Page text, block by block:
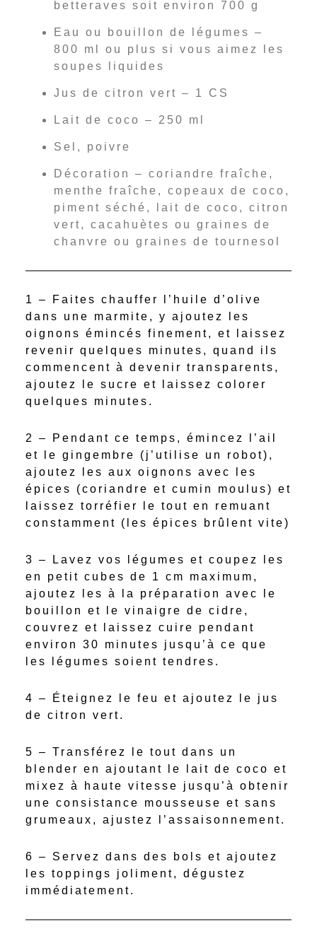
betteraves soit environ 700 g
Eau ou bouillon de légumes –
800 ml ou plus si vous aimez les
soupes liquides
Jus de citron vert – 1 CS
Lait de coco – 250 ml
Sel, poivre
Décoration – coriandre fraîche,
menthe fraîche, copeaux de coco,
piment séché, lait de coco, citron
vert, cacahuètes ou graines de
chanvre ou graines de tournesol
1 – Faites chauffer l’huile d’olive
dans une marmite, y ajoutez les
oignons émincés finement, et laissez
revenir quelques minutes, quand ils
commencent à devenir transparents,
ajoutez le sucre et laissez colorer
quelques minutes.
2 – Pendant ce temps, émincez l’ail
et le gingembre (j’utilise un robot),
ajoutez les aux oignons avec les
épices (coriandre et cumin moulus) et
laissez torréfier le tout en remuant
constamment (les épices brûlent vite)
3 – Lavez vos légumes et coupez les
en petit cubes de 1 cm maximum,
ajoutez les à la préparation avec le
bouillon et le vinaigre de cidre,
couvrez et laissez cuire pendant
environ 30 minutes jusqu’à ce que
les légumes soient tendres.
4 – Éteignez le feu et ajoutez le jus
de citron vert.
5 – Transférez le tout dans un
blender en ajoutant le lait de coco et
mixez à haute vitesse jusqu’à obtenir
une consistance mousseuse et sans
grumeaux, ajustez l’assaisonnement.
6 – Servez dans des bols et ajoutez
les toppings joliment, dégustez
immédiatement.